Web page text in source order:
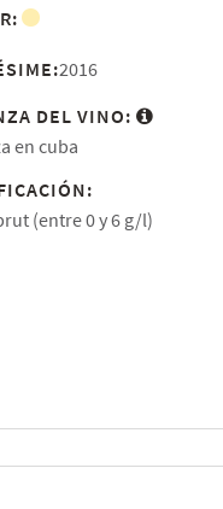
2016
DEL VINO:
en cuba
(entre 0 y 6 g/l)